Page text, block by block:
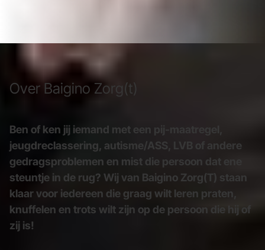
Over Baigino Zorg(t)
Ben of ken jij iemand met een pij-maatregel,
jeugdreclassering, autisme/ASS, LVB of andere
gedragsproblemen en mist die persoon dat ene
steuntje in de rug? Wij van Baigino Zorg(T) staan
klaar voor iedereen die graag wilt leren praten,
knuffelen en trots wilt zijn op de persoon die hij of
zij is!